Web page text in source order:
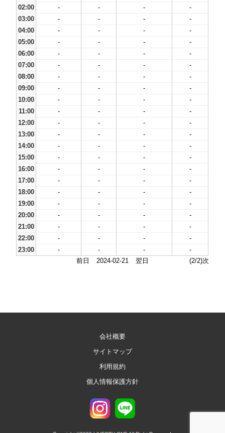
02:00
- - -
-
03:00
- - -
-
04:00
- - -
-
05:00
- - -
-
06:00
- - -
-
07:00
- - -
-
08:00
- - -
-
09:00
- - -
-
10:00
- - -
-
11:00
- - -
-
12:00
- - -
-
13:00
- - -
-
14:00
- - -
-
15:00
- - -
-
16:00
- - -
-
17:00
- - -
-
18:00
- - -
-
19:00
- - -
-
20:00
- - -
-
21:00
- - -
-
22:00
- - -
-
23:00
- - -
-
前日
2024-02-21 翌日 (2/2)次
会社概要
サイトマップ
利用規約
個人情報保護方針